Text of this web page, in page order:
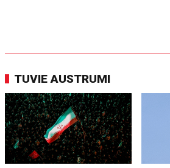
TUVIE AUSTRUMI